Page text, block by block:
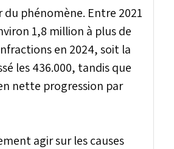
phénomène. Entre 2021
1,8 million à plus de
en 2024, soit la
les 436.000, tandis que
nette progression par
agir sur les causes